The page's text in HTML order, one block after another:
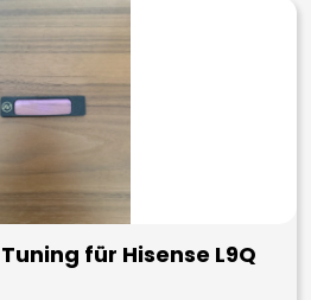
für Hisense L9Q